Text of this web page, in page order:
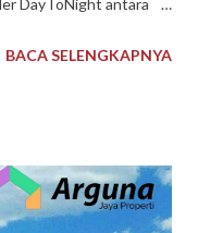
Gold Malaysia.
tersedia banyak
ongkir. Melayani
BACA SELENGKAPNYA